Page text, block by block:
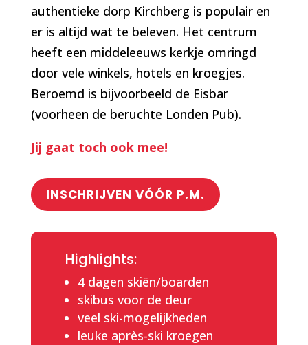
authentieke dorp Kirchberg is populair en
er is altijd wat te beleven. Het centrum
heeft een middeleeuws kerkje omringd
door vele winkels, hotels en kroegjes.
Beroemd is bijvoorbeeld de Eisbar
(voorheen de beruchte Londen Pub).
Jij gaat toch ook mee!
INSCHRIJVEN VÓÓR P.M.
Highlights:
4 dagen skiën/boarden
skibus voor de deur
veel ski-mogelijkheden
leuke après-ski kroegen